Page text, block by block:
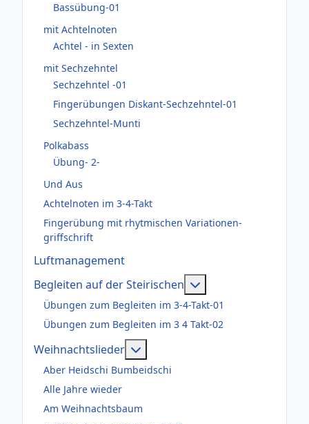
Bassübung-01
mit Achtelnoten
Achtel - in Sexten
mit Sechzehntel
Sechzehntel -01
Fingerübungen Diskant-Sechzehntel-01
Sechzehntel-Munti
Polkabass
Übung- 2-
Und Aus
Achtelnoten im 3-4-Takt
Fingerübung mit rhytmischen Variationen-
griffschrift
Luftmanagement
Begleiten auf der Steirischen
Übungen zum Begleiten im 3-4-Takt-01
Übungen zum Begleiten im 3 4 Takt-02
Weihnachtslieder
Aber Heidschi Bumbeidschi
Alle Jahre wieder
Am Weihnachtsbaum